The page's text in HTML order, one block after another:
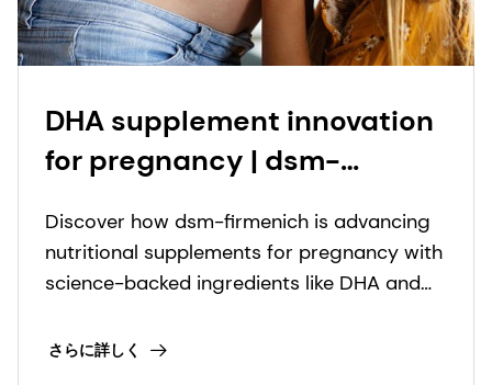
DHA supplement innovation
for pregnancy | dsm-
Care
Discover how dsm-firmenich is advancing
nutritional supplements for pregnancy with
science-backed ingredients like DHA and
さらに詳しく